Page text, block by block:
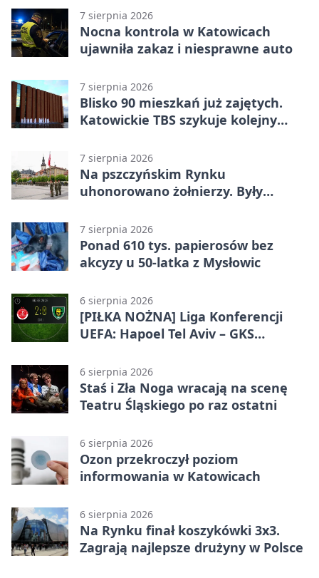
7 sierpnia 2026
Nocna kontrola w Katowicach
ujawniła zakaz i niesprawne auto
7 sierpnia 2026
Blisko 90 mieszkań już zajętych.
Katowickie TBS szykuje kolejny
7 sierpnia 2026
Na pszczyńskim Rynku
uhonorowano żołnierzy. Były
7 sierpnia 2026
Ponad 610 tys. papierosów bez
akcyzy u 50-latka z Mysłowic
6 sierpnia 2026
[PIŁKA NOŻNA] Liga Konferencji
UEFA: Hapoel Tel Aviv – GKS
rundy kwalifikacyjnej
6 sierpnia 2026
Staś i Zła Noga wracają na scenę
Teatru Śląskiego po raz ostatni
6 sierpnia 2026
Ozon przekroczył poziom
informowania w Katowicach
6 sierpnia 2026
Na Rynku finał koszykówki 3x3.
Zagrają najlepsze drużyny w Polsce